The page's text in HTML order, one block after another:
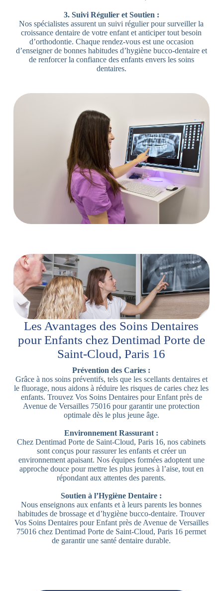
3. Suivi Régulier et Soutien :
Nos spécialistes assurent un suivi régulier pour surveiller la
croissance dentaire de votre enfant et anticiper tout besoin
d’orthodontie. Chaque rendez-vous est une occasion
d’enseigner de bonnes habitudes d’hygiène bucco-dentaire et
de renforcer la confiance des enfants envers les soins
dentaires.
Les Avantages des Soins Dentaires
pour Enfants chez Dentimad Porte de
Saint-Cloud, Paris 16
Prévention des Caries :
Grâce à nos soins préventifs, tels que les scellants dentaires et
le fluorage, nous aidons à réduire les risques de caries chez les
enfants. Trouvez Vos Soins Dentaires pour Enfant près de
Avenue de Versailles 75016 pour garantir une protection
optimale dès le plus jeune âge.
Environnement Rassurant :
Chez Dentimad Porte de Saint-Cloud, Paris 16, nos cabinets
sont conçus pour rassurer les enfants et créer un
environnement apaisant. Nos équipes formées adoptent une
approche douce pour mettre les plus jeunes à l’aise, tout en
répondant aux attentes des parents.
Soutien à l’Hygiène Dentaire :
Nous enseignons aux enfants et à leurs parents les bonnes
habitudes de brossage et d’hygiène bucco-dentaire. Trouver
Vos Soins Dentaires pour Enfant près de Avenue de Versailles
75016 chez Dentimad Porte de Saint-Cloud, Paris 16 permet
de garantir une santé dentaire durable.